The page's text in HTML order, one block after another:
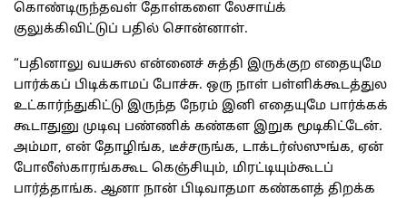
கொண்டிருந்தவள் தோள்களை லேசாய்க்
குலுக்கிவிட்டுப் பதில் சொன்னாள்.
“பதினாலு வயசுல என்னைச் சுத்தி இருக்குற எதையுமே
பார்க்கப் பிடிக்காமப் போச்சு. ஒரு நாள் பள்ளிக்கூடத்துல
உட்கார்ந்துகிட்டு இருந்த நேரம் இனி எதையுமே பார்க்கக்
கூடாதுனு முடிவு பண்ணிக் கண்கள இறுக மூடிகிட்டேன்.
அம்மா, என் தோழிங்க, டீச்சருங்க, டாக்டர்ஸ்ஸுங்க, ஏன்
போலீஸ்காரங்ககூட கெஞ்சியும், மிரட்டியும்கூடப்
பார்த்தாங்க. ஆனா நான் பிடிவாதமா கண்களத் திறக்க